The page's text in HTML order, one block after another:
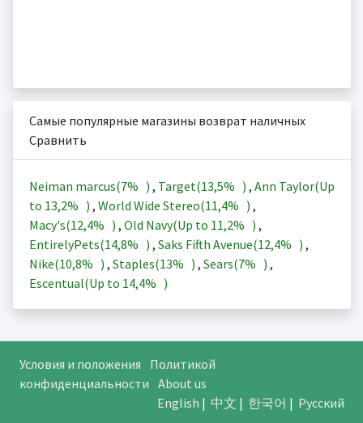
Самые популярные магазины возврат наличных
Сравнить
Neiman marcus(7% ) , Target(13,5% ) , Ann Taylor(Up
to 13,2% ) , World Wide Stereo(11,4% ) ,
Macy's(12,4% ) , Old Navy(Up to 11,2% ) ,
EntirelyPets(14,8% ) , Saks Fifth Avenue(12,4% ) ,
Nike(10,8% ) , Staples(13% ) , Sears(7% ) ,
Escentual(Up to 14,4% )
Условия и положения
Политикой
конфиденциальности About us
English | 中文 | 한국어 | Русский